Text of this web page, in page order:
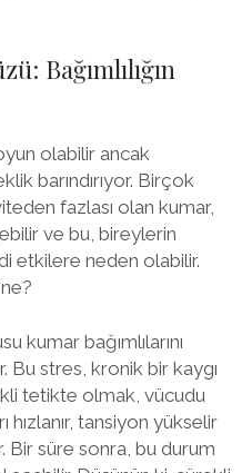
Bağımlılığın
olabilir ancak
barındırıyor. Birçok
fazlası olan kumar,
ve bu, bireylerin
etkilere neden olabilir.
kumar bağımlılarını
Bu stres, kronik bir kaygı
tetikte olmak, vücudu
hızlanır, tansiyon yükselir
Bir süre sonra, bu durum